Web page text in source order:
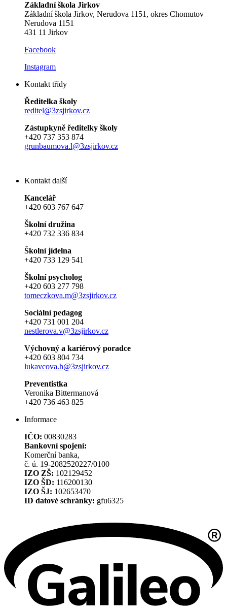
Základní škola Jirkov
Základní škola Jirkov, Nerudova 1151, okres Chomutov
Nerudova 1151
431 11 Jirkov
Facebook
Instagram
Kontakt třídy
Ředitelka školy
reditel@3zsjirkov.cz
Zástupkyně ředitelky školy
+420 737 353 874
grunbaumova.l@3zsjirkov.cz
Kontakt další
Kancelář
+420 603 767 647
Školní družina
+420 732 336 834
Školní jídelna
+420 733 129 541
Školní psycholog
+420 603 277 798
tomeczkova.m@3zsjirkov.cz
Sociální pedagog
+420 731 001 204
nestlerova.v@3zsjirkov.cz
Výchovný a kariérový poradce
+420 603 804 734
lukavcova.h@3zsjirkov.cz
Preventistka
Veronika Bittermanová
+420 736 463 825
Informace
IČO: 00830283
Bankovní spojení:
Komerční banka,
č. ú. 19-2082520227/0100
IZO ZŠ: 102129452
IZO ŠD: 116200130
IZO ŠJ: 102653470
ID datové schránky: gfu6325